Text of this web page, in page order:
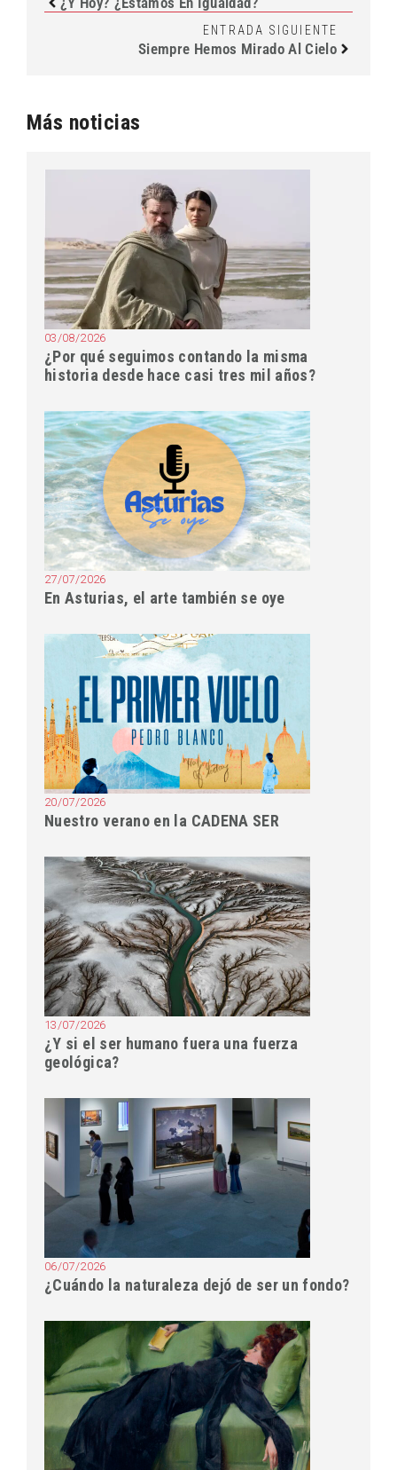
ENTRADA SIGUIENTE
Siempre Hemos Mirado Al Cielo
Más noticias
03/08/2026
¿Por qué seguimos contando la misma
historia desde hace casi tres mil años?
27/07/2026
En Asturias, el arte también se oye
20/07/2026
Nuestro verano en la CADENA SER
13/07/2026
¿Y si el ser humano fuera una fuerza
geológica?
06/07/2026
¿Cuándo la naturaleza dejó de ser un fondo?